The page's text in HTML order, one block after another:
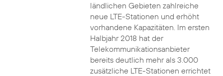
ländlichen Gebieten zahlreiche
neue LTE-Stationen und erhöht
vorhandene Kapazitäten. Im ersten
Halbjahr 2018 hat der
Telekommunikationsanbieter
bereits deutlich mehr als 3.000
zusätzliche LTE-Stationen errichtet